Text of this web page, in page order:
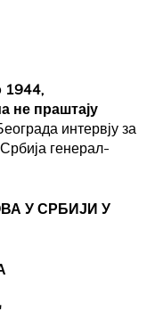
1944,
не праштају
интервју за
генерал-
У СРБИЈИ У